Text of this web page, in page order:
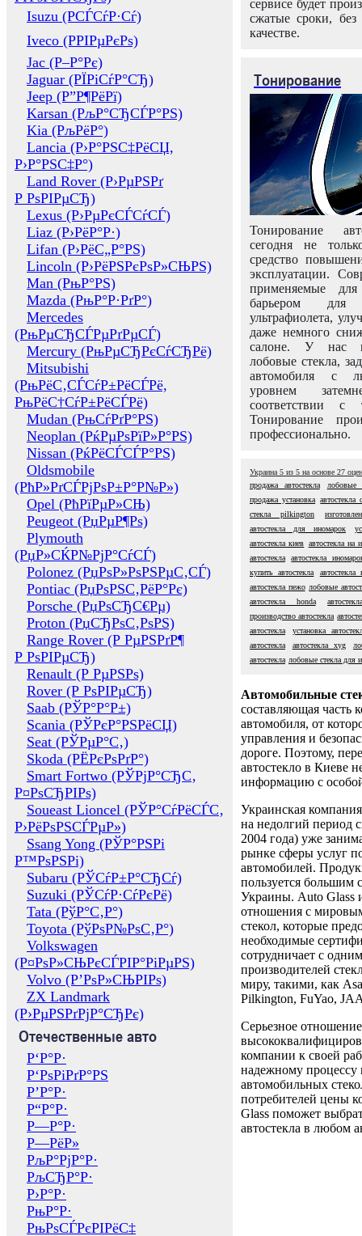
Isuzu (РСЃСѓР·Сѓ)
Iveco (РРІРµРєРѕ)
Jac (Р–Р°Рє)
Jaguar (РЇРіСѓР°СЂ)
Jeep (Р”Р¶РёРї)
Karsan (РљР°СЂСЃР°РЅ)
Kia (РљРёР°)
Lancia (Р›Р°РЅС‡РёСЏ,
Р›Р°РЅС‡Р°)
Land Rover (Р›РµРЅРґ
Р РѕРІРµСЂ)
Lexus (Р›РµРєСЃСѓСЃ)
Liaz (Р›РёР°Р·)
Lifan (Р›РёС„Р°РЅ)
Lincoln (Р›РёРЅРєРѕР»СЊРЅ)
Man (РњР°РЅ)
Mazda (РњР°Р·РґР°)
Mercedes
(РњРµСЂСЃРµРґРµСЃ)
Mercury (РњРµСЂРєСѓСЂРё)
Mitsubishi
(РњРёС‚СЃСѓР±РёСЃРё,
РњРёС†СѓР±РёСЃРё)
Mudan (РњСѓРґР°РЅ)
Neoplan (РќРµРѕРїР»Р°РЅ)
Nissan (РќРёСЃСЃР°РЅ)
Oldsmobile
(РћР»РґСЃРјРѕР±Р°Р№Р»)
Opel (РћРїРµР»СЊ)
Peugeot (РџРµР¶Рѕ)
Plymouth
(РџР»СЌР№РјР°СѓСЃ)
Polonez (РџРѕР»РѕРЅРµС‚СЃ)
Pontiac (РџРѕРЅС‚РёР°Рє)
Porsche (РџРѕСЂС€Рµ)
Proton (РџСЂРѕС‚РѕРЅ)
Range Rover (Р РµРЅРґР¶
Р РѕРІРµСЂ)
Renault (Р РµРЅРѕ)
Rover (Р РѕРІРµСЂ)
Saab (РЎР°Р°Р±)
Scania (РЎРєР°РЅРёСЏ)
Seat (РЎРµР°С‚)
Skoda (РЁРєРѕРґР°)
Smart Fortwo (РЎРјР°СЂС‚
Р¤РѕСЂРІРѕ)
Soueast Lioncel (РЎР°СѓРёСЃС‚
Р›РёРѕРЅСЃРµР»)
Ssang Yong (РЎР°РЅРі
Р™РѕРЅРі)
Subaru (РЎСѓР±Р°СЂСѓ)
Suzuki (РЎСѓР·СѓРєРё)
Tata (РўР°С‚Р°)
Toyota (РўРѕР№РѕС‚Р°)
Volkswagen
(Р¤РѕР»СЊРєСЃРІР°РіРµРЅ)
Volvo (Р’РѕР»СЊРІРѕ)
ZX Landmark
(Р›РµРЅРґРјР°СЂРє)
Отечественные авто
Р‘Р°Р·
Р‘РѕРіРґР°РЅ
Р’Р°Р·
Р“Р°Р·
Р—Р°Р·
Р—РёР»
РљР°РјР°Р·
РљСЂР°Р·
Р›Р°Р·
РњР°Р·
РњРѕСЃРєРІРёС‡
сервисе будет
сжатые сроки,
качестве.
Тонирование
Тонирование
сегодня не
средство
эксплуатации.
применяемые
барьером для
ультрафиолета,
даже немного
салоне. У нас
лобовые стекла,
автомобиля с
уровнем
соответствии с
Тонирование
профессионально.
Украина 5 из 5 на основе 27
продажа автостекла
лобовые
продажа установка автостекла
стекла pilkington
автостекла для иномарок
автостекла киев автостекла на
автостекла
автостекла
купить автостекла
автостекла
автостекла пежо лобовые
автостекла honda
производство автостекла
автостекла
установка
автостекла
автостекла xyg
автостекла лобовые стекла для
Автомобильные
составляющая часть
автомобиля, от
управления и
дороге. Поэтому,
автостекло в Киеве
информацию с
Украинская
на недолгий период
2004 года) уже
рынке сферы услуг
автомобилей.
пользуется большим
Украины. Auto Glass
отношения с
стекол, которые
необходимые
сотрудничает с
производителей
миру, такими, как
Pilkington, FuYao,
Серьезное отношение
компании к своей
надежному процессу
автомобильных
потребителей цены
Glass поможет
автостекла в любом